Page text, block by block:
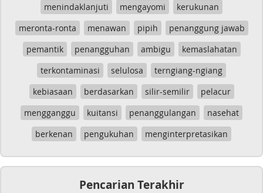
menindaklanjuti
mengayomi
kerukunan
meronta-ronta
menawan pipih
penanggung jawab
pemantik
penangguhan ambigu
kemaslahatan
terkontaminasi
selulosa
terngiang-ngiang
kebiasaan
berdasarkan silir-semilir
pelacur
mengganggu
kuitansi penanggulangan
nasehat
berkenan
pengukuhan menginterpretasikan
Pencarian Terakhir